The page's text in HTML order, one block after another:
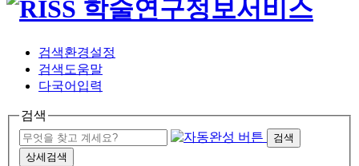
검색환경설정
검색도움말
다국어입력
검색
검색
상세검색